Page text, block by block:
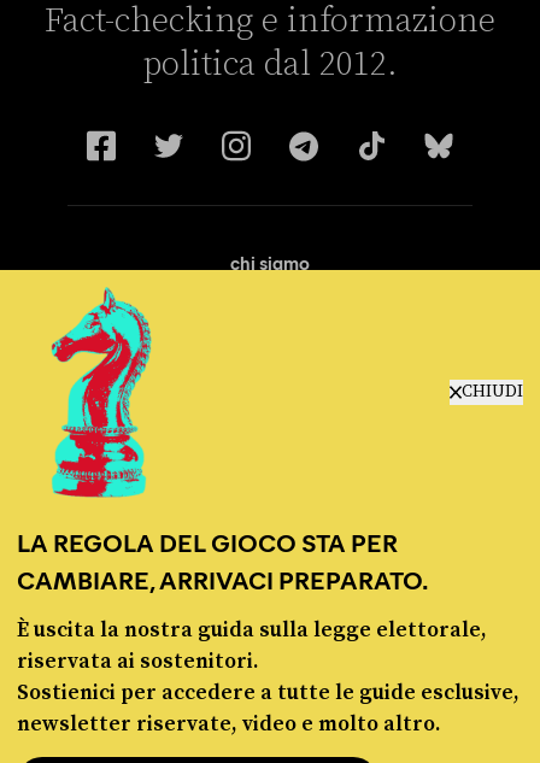
CHIUDI
LA REGOLA DEL GIOCO STA PER
CAMBIARE, ARRIVACI PREPARATO.
È uscita la nostra guida sulla legge elettorale,
riservata ai sostenitori.
Sostienici per accedere a tutte le guide esclusive,
newsletter riservate, video e molto altro.
Fact-checking e informazione
politica dal 2012.
chi siamo
© Pagella Politica 2012 - 2026
Pagella Politica è una testata registrata presso il Tribunale di Milano, n. 55 del 8
marzo 2021. ISSN 2974-9387